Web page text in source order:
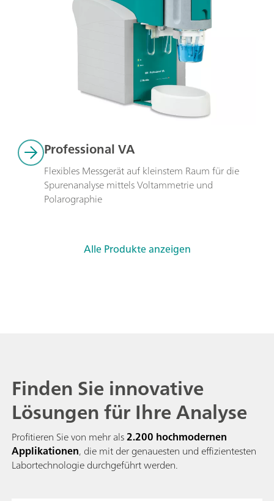
Professional VA
Flexibles Messgerät auf kleinstem Raum für die
Spurenanalyse mittels Voltammetrie und
Polarographie
Alle Produkte anzeigen
Finden Sie innovative
Lösungen für Ihre Analyse
Profitieren Sie von mehr als2.200 hochmodernen
Applikationen, die mit der genauesten und effizientesten
Labortechnologie durchgeführt werden.